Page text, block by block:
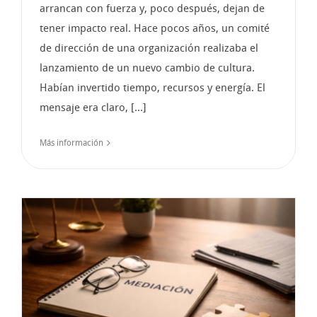
arrancan con fuerza y, poco después, dejan de
tener impacto real. Hace pocos años, un comité
de dirección de una organización realizaba el
lanzamiento de un nuevo cambio de cultura.
Habían invertido tiempo, recursos y energía. El
mensaje era claro, [...]
Más información